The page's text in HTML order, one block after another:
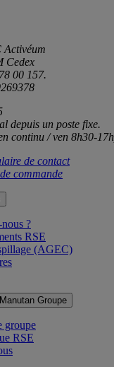
Activéum
Cedex
00 157.
depuis un poste fixe.
continu / ven 8h30-
de contact
commande
?
RSE
(AGEC)
Manutan Groupe
groupe
RSE